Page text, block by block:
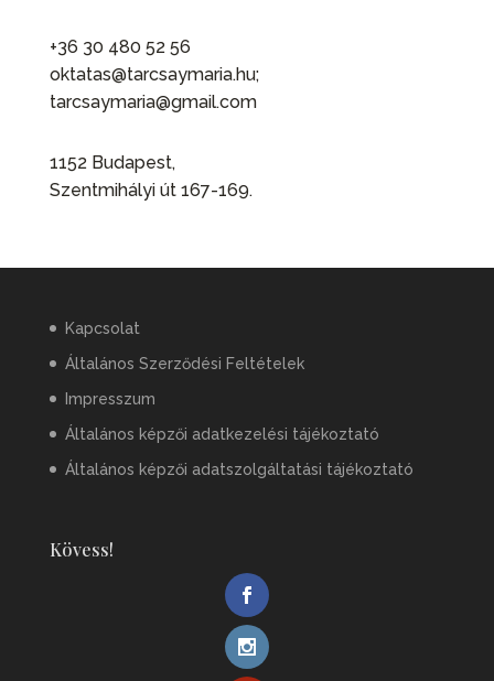
+36 30 480 52 56
oktatas@tarcsaymaria.hu;
tarcsaymaria@gmail.com
1152 Budapest,
Szentmihályi út 167-169.
Kapcsolat
Általános Szerződési Feltételek
Impresszum
Általános képzői adatkezelési tájékoztató
Általános képzői adatszolgáltatási tájékoztató
Kövess!